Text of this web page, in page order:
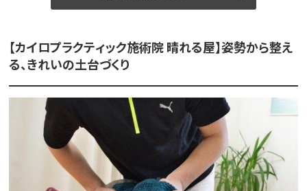
【カイロプラクティック施術院 晴れる屋】姿勢から整え
る、きれいの土台づくり